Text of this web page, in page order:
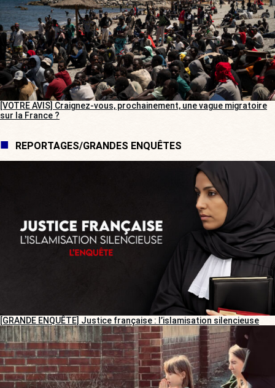
[VOTRE AVIS] Craignez-vous, prochainement, une vague migratoire
sur la France ?
REPORTAGES/GRANDES ENQUÊTES
[GRANDE ENQUÊTE] Justice française : l’islamisation silencieuse